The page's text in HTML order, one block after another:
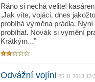
Ráno si nechá velitel
„Jak víte, vojáci, dnes
probíhá výměna prádla.
probíhat. Novák si vymění
Krátkým...”
Odvážní vojíni 25.11.2013